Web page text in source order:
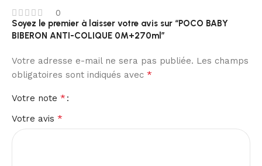
0
Soyez le premier à laisser votre avis sur “POCO BABY
BIBERON ANTI-COLIQUE 0M+270ml”
Votre adresse e-mail ne sera pas publiée. Les champs
obligatoires sont indiqués avec *
Votre note *
Votre avis *